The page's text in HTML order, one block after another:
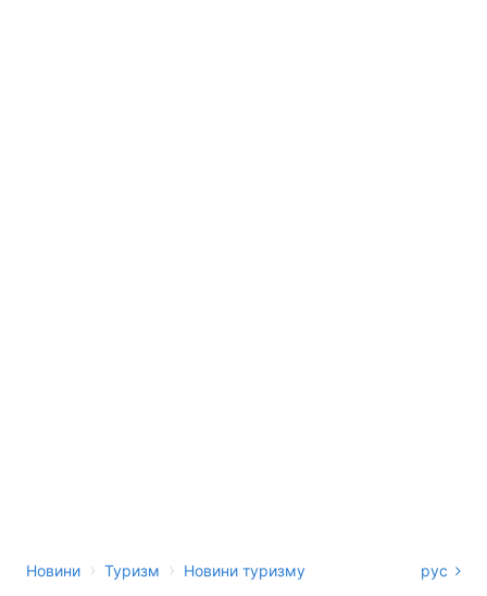
Новини › Туризм › Новини туризму рус